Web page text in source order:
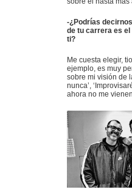
-¿Podrías
de tu carrera es
ti?
Me cuesta elegir,
ejemplo, es muy
sobre mi visión de
nunca’,
ahora no me